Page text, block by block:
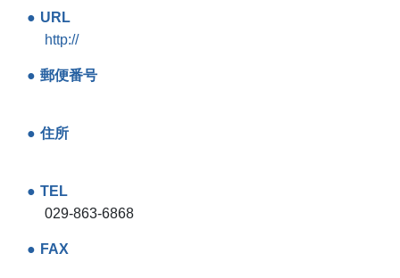
URL
http://
郵便番号
住所
TEL
029-863-6868
FAX